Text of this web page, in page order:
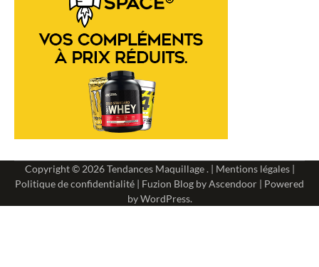
Copyright © 2026Tendances Maquillage. | Mentions légales|
Politique de confidentialité | Fuzion Blog byAscendoor | Powered
byWordPress.